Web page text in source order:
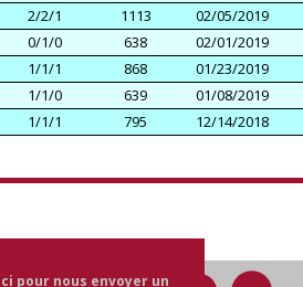
2/2/1 1113
02/05/2019
0/1/0 638
02/01/2019
1/1/1 868
01/23/2019
1/1/0 639
01/08/2019
1/1/1 795 12/14/2018
pour nous envoyer un